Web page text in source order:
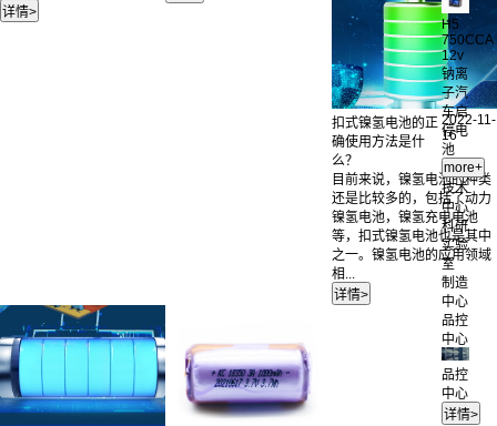
H5
750CCA
12v
钠离
子汽
车启
停电
池
技术
中心
科研
实验
室
制造
中心
品控
中心
品控
中心
扣式镍氢电池的正
确使用方法是什
么？
2022-11-
16
目前来说，镍氢电池的种类
还是比较多的，包括了动力
镍氢电池，镍氢充电电池
等，扣式镍氢电池也是其中
之一。镍氢电池的应用领域
相...